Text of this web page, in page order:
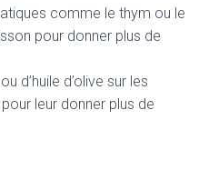
comme le thym ou le
pour donner plus de
d’huile d’olive sur les
leur donner plus de